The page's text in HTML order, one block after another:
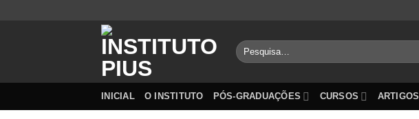
Pesquisar
por:
INICIAL O INSTITUTO PÓS-GRADUAÇÕES CURSOS ARTIGOS